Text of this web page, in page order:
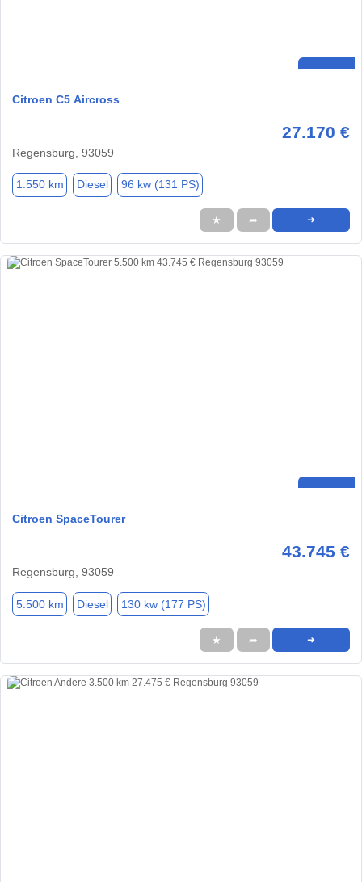
Citroen C5 Aircross
27.170 €
Regensburg, 93059
1.550 km Diesel 96 kw (131 PS)
★ ➦ ➜
Citroen SpaceTourer
43.745 €
Regensburg, 93059
5.500 km Diesel 130 kw (177 PS)
★ ➦ ➜